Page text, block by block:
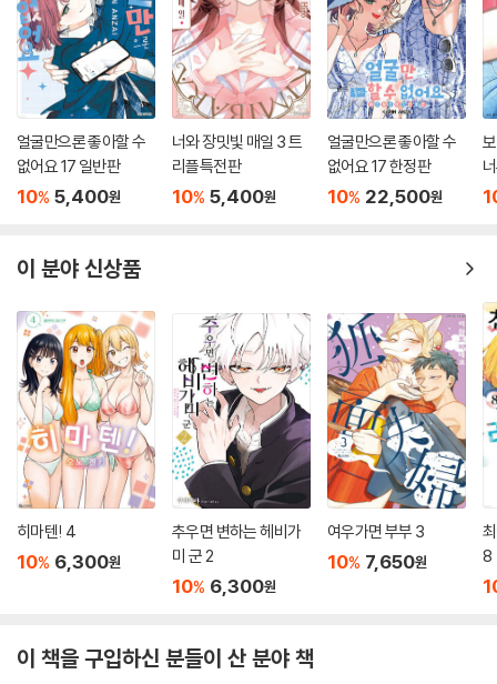
얼굴만으론 좋아할 수
없어요 17 일반판
10% 5,400원
너와 장밋빛 매일 3 트
리플특전판
10% 5,400원
얼굴만으론 좋아할 수
없어요 17 한정판
10% 22,500원
이 분야 신상품
히마텐! 4
10% 6,300원
추우면 변하는 헤비가
미 군 2
10% 6,300원
여우가면 부부 3
10% 7,650원
8
이 책을 구입하신 분들이 산 분야 책